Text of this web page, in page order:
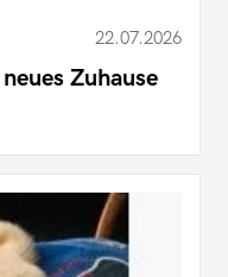
22.07.2026
Zuhause